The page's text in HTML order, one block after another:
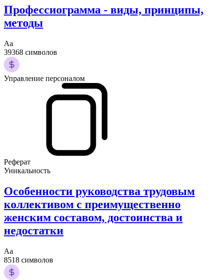
Профессиограмма - виды, принципы,
методы
Аа
39368 символов
Управление персоналом
Реферат
Уникальность
Особенности руководства трудовым
коллективом с преимущественно
женским составом, достоинства и
недостатки
Аа
8518 символов